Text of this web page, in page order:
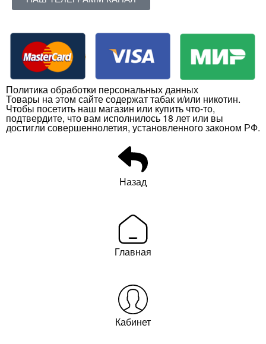
Политика обработки персональных данных
Товары на этом сайте содержат табак и/или никотин.
Чтобы посетить наш магазин или купить что-то,
подтвердите, что вам исполнилось 18 лет или вы
достигли совершеннолетия, установленного законом РФ.
Назад
Главная
Кабинет